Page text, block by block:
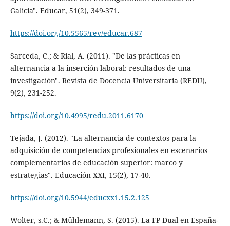
Galicia". Educar, 51(2), 349-371.
https://doi.org/10.5565/rev/educar.687
Sarceda, C.; & Rial, A. (2011). "De las prácticas en
alternancia a la inserción laboral: resultados de una
investigación". Revista de Docencia Universitaria (REDU),
9(2), 231-252.
https://doi.org/10.4995/redu.2011.6170
Tejada, J. (2012). "La alternancia de contextos para la
adquisición de competencias profesionales en escenarios
complementarios de educación superior: marco y
estrategias". Educación XXI, 15(2), 17-40.
https://doi.org/10.5944/educxx1.15.2.125
Wolter, s.C.; & Mühlemann, S. (2015). La FP Dual en España-